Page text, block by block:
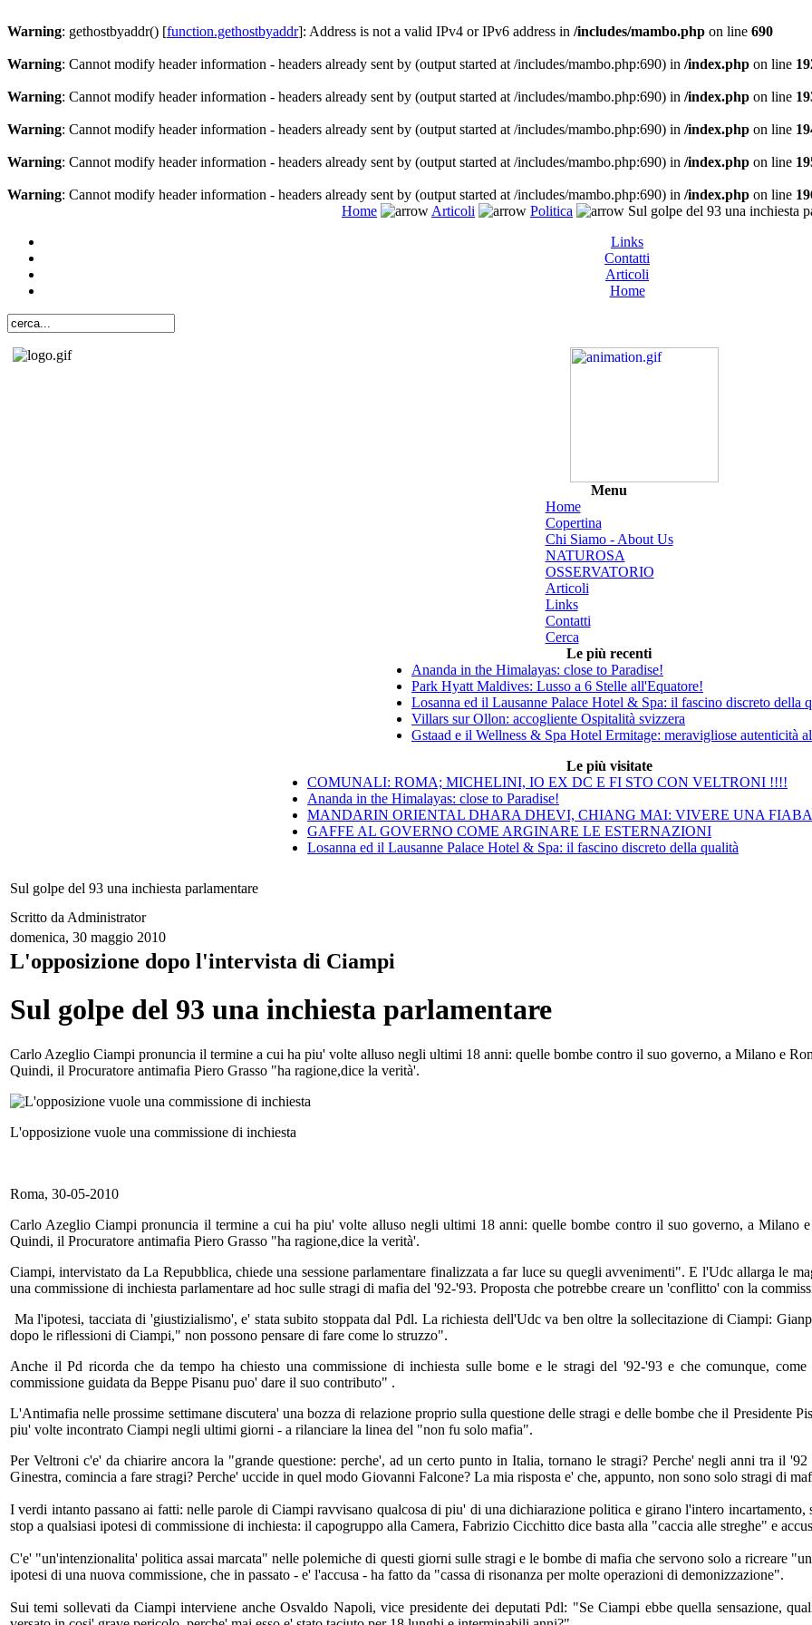
Warning: gethostbyaddr() [function.gethostbyaddr]: Address is not a valid IPv4 or IPv6 address in /includes/mambo.php on line 690
Warning: Cannot modify header information - headers already sent by (output started at /includes/mambo.php:690) in /index.php on line
Warning: Cannot modify header information - headers already sent by (output started at /includes/mambo.php:690) in /index.php on line
Warning: Cannot modify header information - headers already sent by (output started at /includes/mambo.php:690) in /index.php on line
Warning: Cannot modify header information - headers already sent by (output started at /includes/mambo.php:690) in /index.php on line
Warning: Cannot modify header information - headers already sent by (output started at /includes/mambo.php:690) in /index.php on line
Home
Articoli Politica
Sul golpe del 93 una inchiesta
Links
Contatti
Articoli
Home
Menu
Home
Copertina
Chi Siamo - About Us
NATUROSA
OSSERVATORIO
Articoli
Links
Contatti
Cerca
Le più recenti
Ananda in the Himalayas: close to Paradise!
Park Hyatt Maldives: Lusso a 6 Stelle all'Equatore!
Losanna ed il Lausanne Palace Hotel & Spa: il fascino discreto della
Villars sur Ollon: accogliente Ospitalità svizzera
Gstaad e il Wellness & Spa Hotel Ermitage: meravigliose autenticità
Le più visitate
COMUNALI: ROMA; MICHELINI, IO EX DC E FI STO CON VELTRONI !!!!
Ananda in the Himalayas: close to Paradise!
MANDARIN ORIENTAL DHARA DHEVI, CHIANG MAI: VIVERE UNA
GAFFE AL GOVERNO COME ARGINARE LE ESTERNAZIONI
Losanna ed il Lausanne Palace Hotel & Spa: il fascino discreto della qualità
Sul golpe del 93 una inchiesta parlamentare
Scritto da Administrator
domenica, 30 maggio 2010
L'opposizione dopo l'intervista di Ciampi
Sul golpe del 93 una inchiesta parlamentare
Carlo Azeglio Ciampi pronuncia il termine a cui ha piu' volte alluso negli ultimi 18 anni: quelle bombe contro il suo governo, a Milano e
Quindi, il Procuratore antimafia Piero Grasso "ha ragione,dice la verità'.
L'opposizione vuole una commissione di inchiesta
Roma, 30-05-2010
Carlo Azeglio Ciampi pronuncia il termine a cui ha piu' volte alluso negli ultimi 18 anni: quelle bombe contro il suo governo, a Milano
Quindi, il Procuratore antimafia Piero Grasso "ha ragione,dice la verità'.
Ciampi, intervistato da La Repubblica, chiede una sessione parlamentare finalizzata a far luce su quegli avvenimenti". E l'Udc allarga le
una commissione di inchiesta parlamentare ad hoc sulle stragi di mafia del '92-'93. Proposta che potrebbe creare un 'conflitto' con la
Ma l'ipotesi, tacciata di 'giustizialismo', e' stata subito stoppata dal Pdl. La richiesta dell'Udc va ben oltre la sollecitazione di Ciampi:
dopo le riflessioni di Ciampi," non possono pensare di fare come lo struzzo".
Anche il Pd ricorda che da tempo ha chiesto una commissione di inchiesta sulle bome e le stragi del '92-'93 e che comunque,
commissione guidata da Beppe Pisanu puo' dare il suo contributo" .
L'Antimafia nelle prossime settimane discutera' una bozza di relazione proprio sulla questione delle stragi e delle bombe che il Presidente
piu' volte incontrato Ciampi negli ultimi giorni - a rilanciare la linea del "non fu solo mafia".
Per Veltroni c'e' da chiarire ancora la "grande questione: perche', ad un certo punto in Italia, tornano le stragi? Perche' negli anni tra il
Ginestra, comincia a fare stragi? Perche' uccide in quel modo Giovanni Falcone? La mia risposta e' che, appunto, non sono solo stragi di
I verdi intanto passano ai fatti: nelle parole di Ciampi ravvisano qualcosa di piu' di una dichiarazione politica e girano l'intero
stop a qualsiasi ipotesi di commissione di inchiesta: il capogruppo alla Camera, Fabrizio Cicchitto dice basta alla "caccia alle streghe" e
C'e' "un'intenzionalita' politica assai marcata" nelle polemiche di questi giorni sulle stragi e le bombe di mafia che servono solo a ricreare
ipotesi di una nuova commissione, che in passato - e' l'accusa - ha fatto da "cassa di risonanza per molte operazioni di demonizzazione".
Sui temi sollevati da Ciampi interviene anche Osvaldo Napoli, vice presidente dei deputati Pdl: "Se Ciampi ebbe quella sensazione,